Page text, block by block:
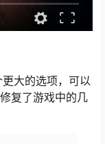
大的选项，可以
复了游戏中的几